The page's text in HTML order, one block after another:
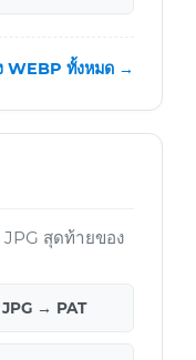
WEBP ทั้งหมด →
สุดท้ายของ
JPG → PAT